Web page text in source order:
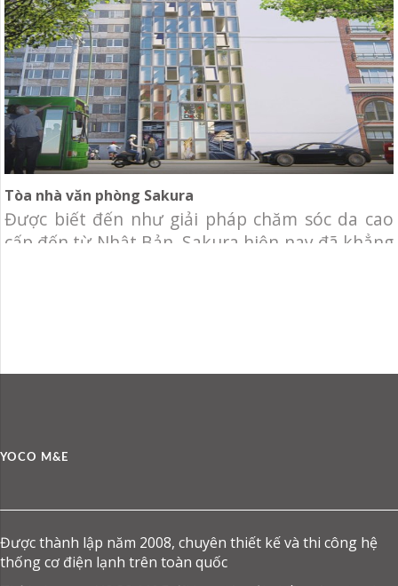
mục:
Tòa nhà văn phòng Sakura
Được biết đến như giải pháp chăm sóc da cao
cấp đến từ Nhật Bản, Sakura hiện nay đã khẳng
YOCO M&E
Được thành lập năm 2008, chuyên thiết kế và thi công hệ
thống cơ điện lạnh trên toàn quốc